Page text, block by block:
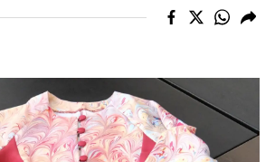
Aksaray
Bayburt